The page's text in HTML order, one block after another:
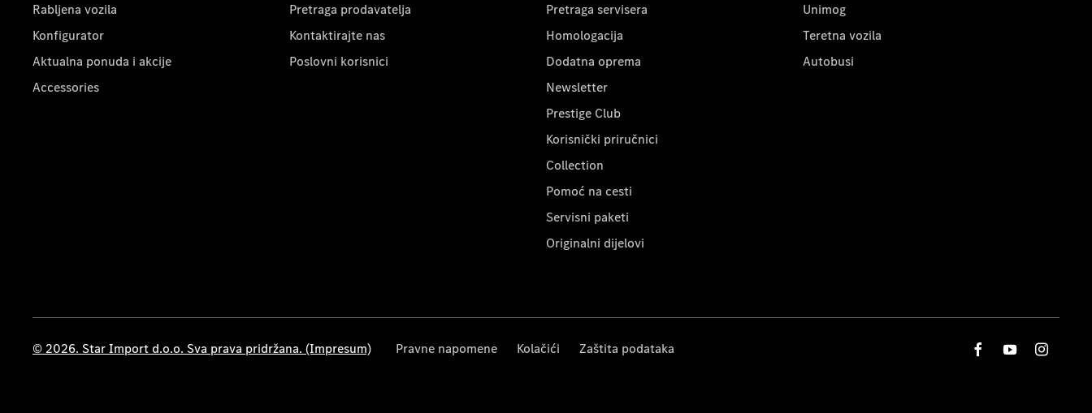
Rabljena vozila
Konfigurator
Aktualna ponuda i akcije
Accessories
Pretraga prodavatelja
Kontaktirajte nas
Poslovni korisnici
Pretraga servisera
Homologacija
Dodatna oprema
Newsletter
Prestige Club
Korisnički priručnici
Collection
Pomoć na cesti
Servisni paketi
Originalni dijelovi
Unimog
Teretna vozila
Autobusi
© 2026. Star Import d.o.o. Sva prava pridržana. (Impresum) Pravne napomene Kolačići Zaštita podataka